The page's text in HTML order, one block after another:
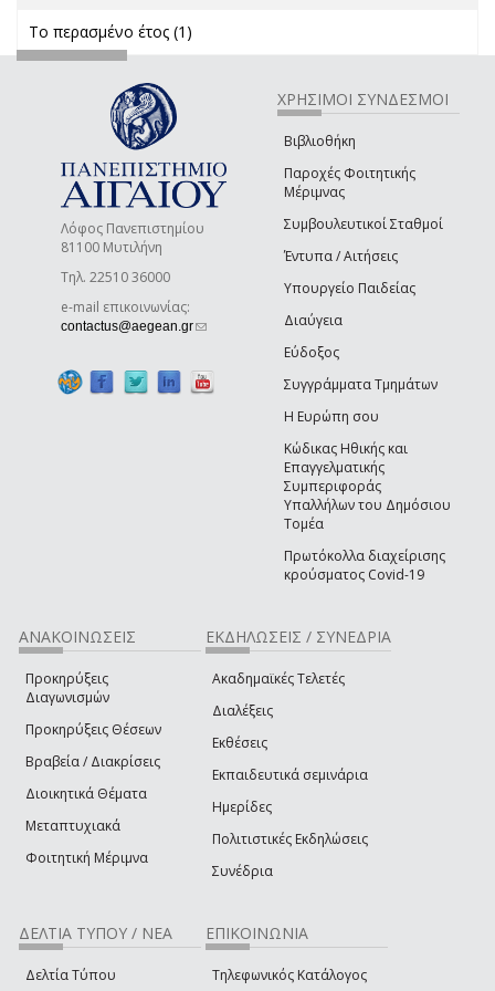
Το περασμένο έτος (1)
Λόφος Πανεπιστημίου
81100 Μυτιλήνη
Τηλ. 22510 36000
e-mail επικοινωνίας:
contactus@aegean.gr(link sends e-mail)
ΧΡΗΣΙΜΟΙ ΣΥΝΔΕΣΜΟΙ
Βιβλιοθήκη
Παροχές Φοιτητικής
Μέριμνας
Συμβουλευτικοί Σταθμοί
Έντυπα / Αιτήσεις
Υπουργείο Παιδείας
Διαύγεια
Εύδοξος
Συγγράμματα Τμημάτων
Η Ευρώπη σου
Κώδικας Ηθικής και
Επαγγελματικής
Συμπεριφοράς
Υπαλλήλων του Δημόσιου
Τομέα
Πρωτόκολλα διαχείρισης
κρούσματος Covid-19
ΑΝΑΚΟΙΝΩΣΕΙΣ
Προκηρύξεις
Διαγωνισμών
Προκηρύξεις Θέσεων
Βραβεία / Διακρίσεις
Διοικητικά Θέματα
Μεταπτυχιακά
Φοιτητική Μέριμνα
ΕΚΔΗΛΩΣΕΙΣ / ΣΥΝΕΔΡΙΑ
Ακαδημαϊκές Τελετές
Διαλέξεις
Εκθέσεις
Εκπαιδευτικά σεμινάρια
Ημερίδες
Πολιτιστικές Εκδηλώσεις
Συνέδρια
ΔΕΛΤΙΑ ΤΥΠΟΥ / ΝΕΑ
Δελτία Τύπου
ΕΠΙΚΟΙΝΩΝΙΑ
Τηλεφωνικός Κατάλογος